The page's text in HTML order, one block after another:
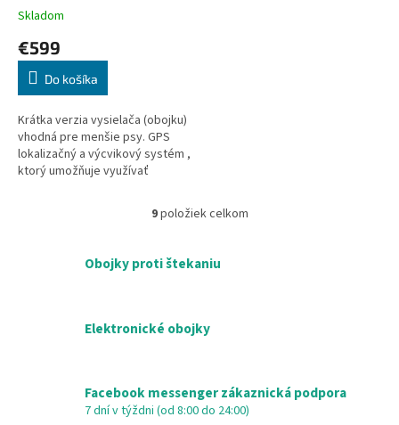
modulom
Skladom
€599
Do košíka
Krátka verzia vysielača (obojku)
vhodná pre menšie psy. GPS
lokalizačný a výcvikový systém ,
ktorý umožňuje využívať
mobilnej aplikácie pre Android...
O
á
c
i
r
v
9položiek celkom
Obojky proti štekaniu
Elektronické obojky
Facebook messenger zákaznická podpora
7 dní v týždni (od 8:00 do 24:00)